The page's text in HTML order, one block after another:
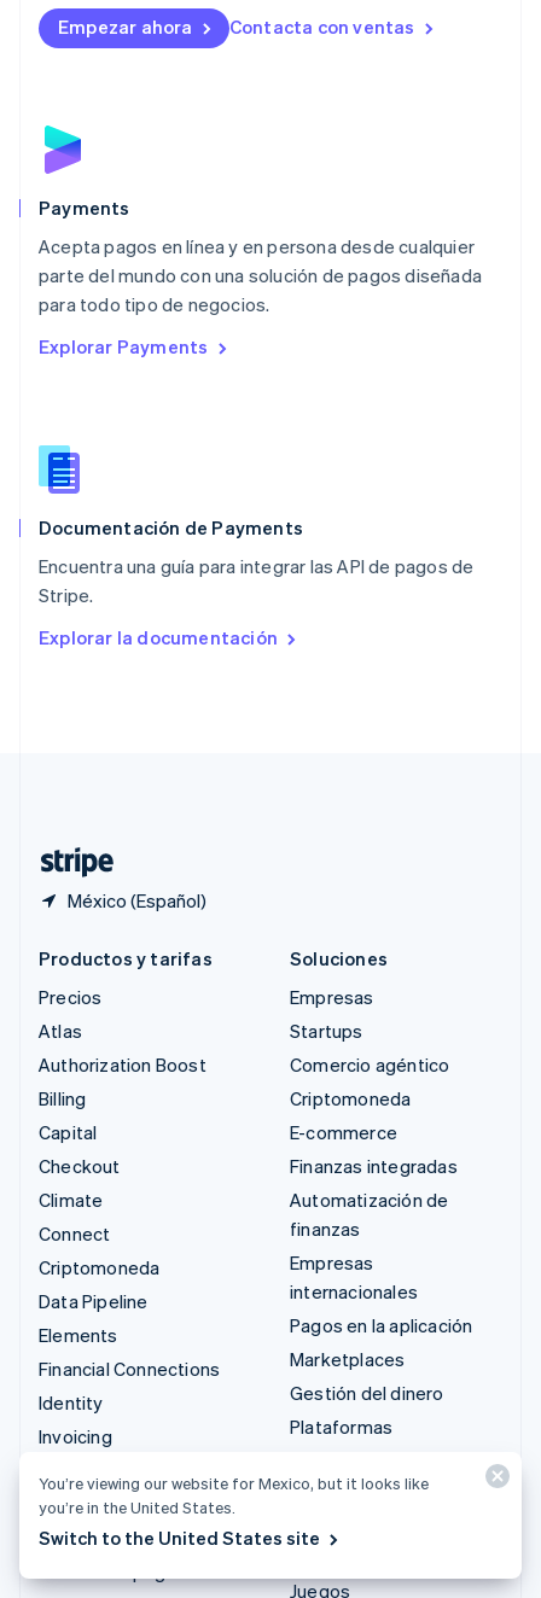
Empezar ahora Contacta con ventas
Payments
Acepta pagos en línea y en persona desde cualquier
parte del mundo con una solución de pagos diseñada
para todo tipo de negocios.
Explorar Payments
Documentación de Payments
Encuentra una guía para integrar las API de pagos de
Stripe.
Explorar la documentación
México (Español)
English
Luxemburgo
Malta
English
Español
English
Nueva Zelandia
English
NederlandsEnglish
Português
RAE de Hong Kong, China
Reino Unido
República Checa
English
English
Productos y tarifas
Precios
Atlas
Authorization Boost
Billing
Capital
Checkout
Climate
Connect
Criptomoneda
Data Pipeline
Elements
Financial Connections
Identity
Invoicing
Link
Managed Payments
Soluciones
Empresas
Startups
Comercio agéntico
Criptomoneda
E-commerce
Finanzas integradas
Automatización de
finanzas
Empresas
internacionales
Pagos en la aplicación
Marketplaces
Gestión del dinero
Plataformas
Empresas de IA
Economía de los
Juegos
You’re viewing our website for Mexico, but it looks like
you’re in the United States.
Switch to the United States site